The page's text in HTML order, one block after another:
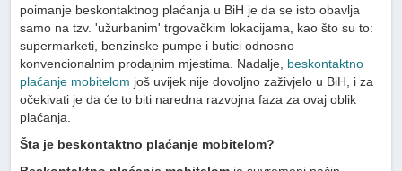
poimanje beskontaktnog plaćanja u BiH je da se isto obavlja
samo na tzv. 'užurbanim' trgovačkim lokacijama, kao što su to:
supermarketi, benzinske pumpe i butici odnosno
konvencionalnim prodajnim mjestima. Nadalje, beskontaktno
plaćanje mobitelom još uvijek nije dovoljno zaživjelo u BiH, i za
očekivati je da će to biti naredna razvojna faza za ovaj oblik
plaćanja.
Šta je beskontaktno plaćanje mobitelom?